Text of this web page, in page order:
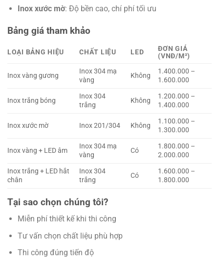
Inox xước mờ: Độ bền cao, chí phí tối ưu
Bảng giá tham khảo
LOẠI BẢNG HIỆU CHẤT LIỆU LED
ĐƠN GIÁ
(VNĐ/M²)
Inox vàng gương
Inox 304 mạ
vàng
Không
1.400.000 –
1.600.000
Inox trắng bóng
Inox 304
trắng
Không
1.200.000 –
1.400.000
Inox xước mờ Inox 201/304 Không
1.100.000 –
1.300.000
Inox vàng + LED âm
Inox 304 mạ
vàng
Có
1.800.000 –
2.000.000
Inox trắng + LED hắt
chân
Inox 304
trắng
Có
1.600.000 –
1.800.000
Tại sao chọn chúng tôi?
Miễn phí thiết kế khi thi công
Tư vấn chọn chất liệu phù hợp
Thi công đúng tiến độ